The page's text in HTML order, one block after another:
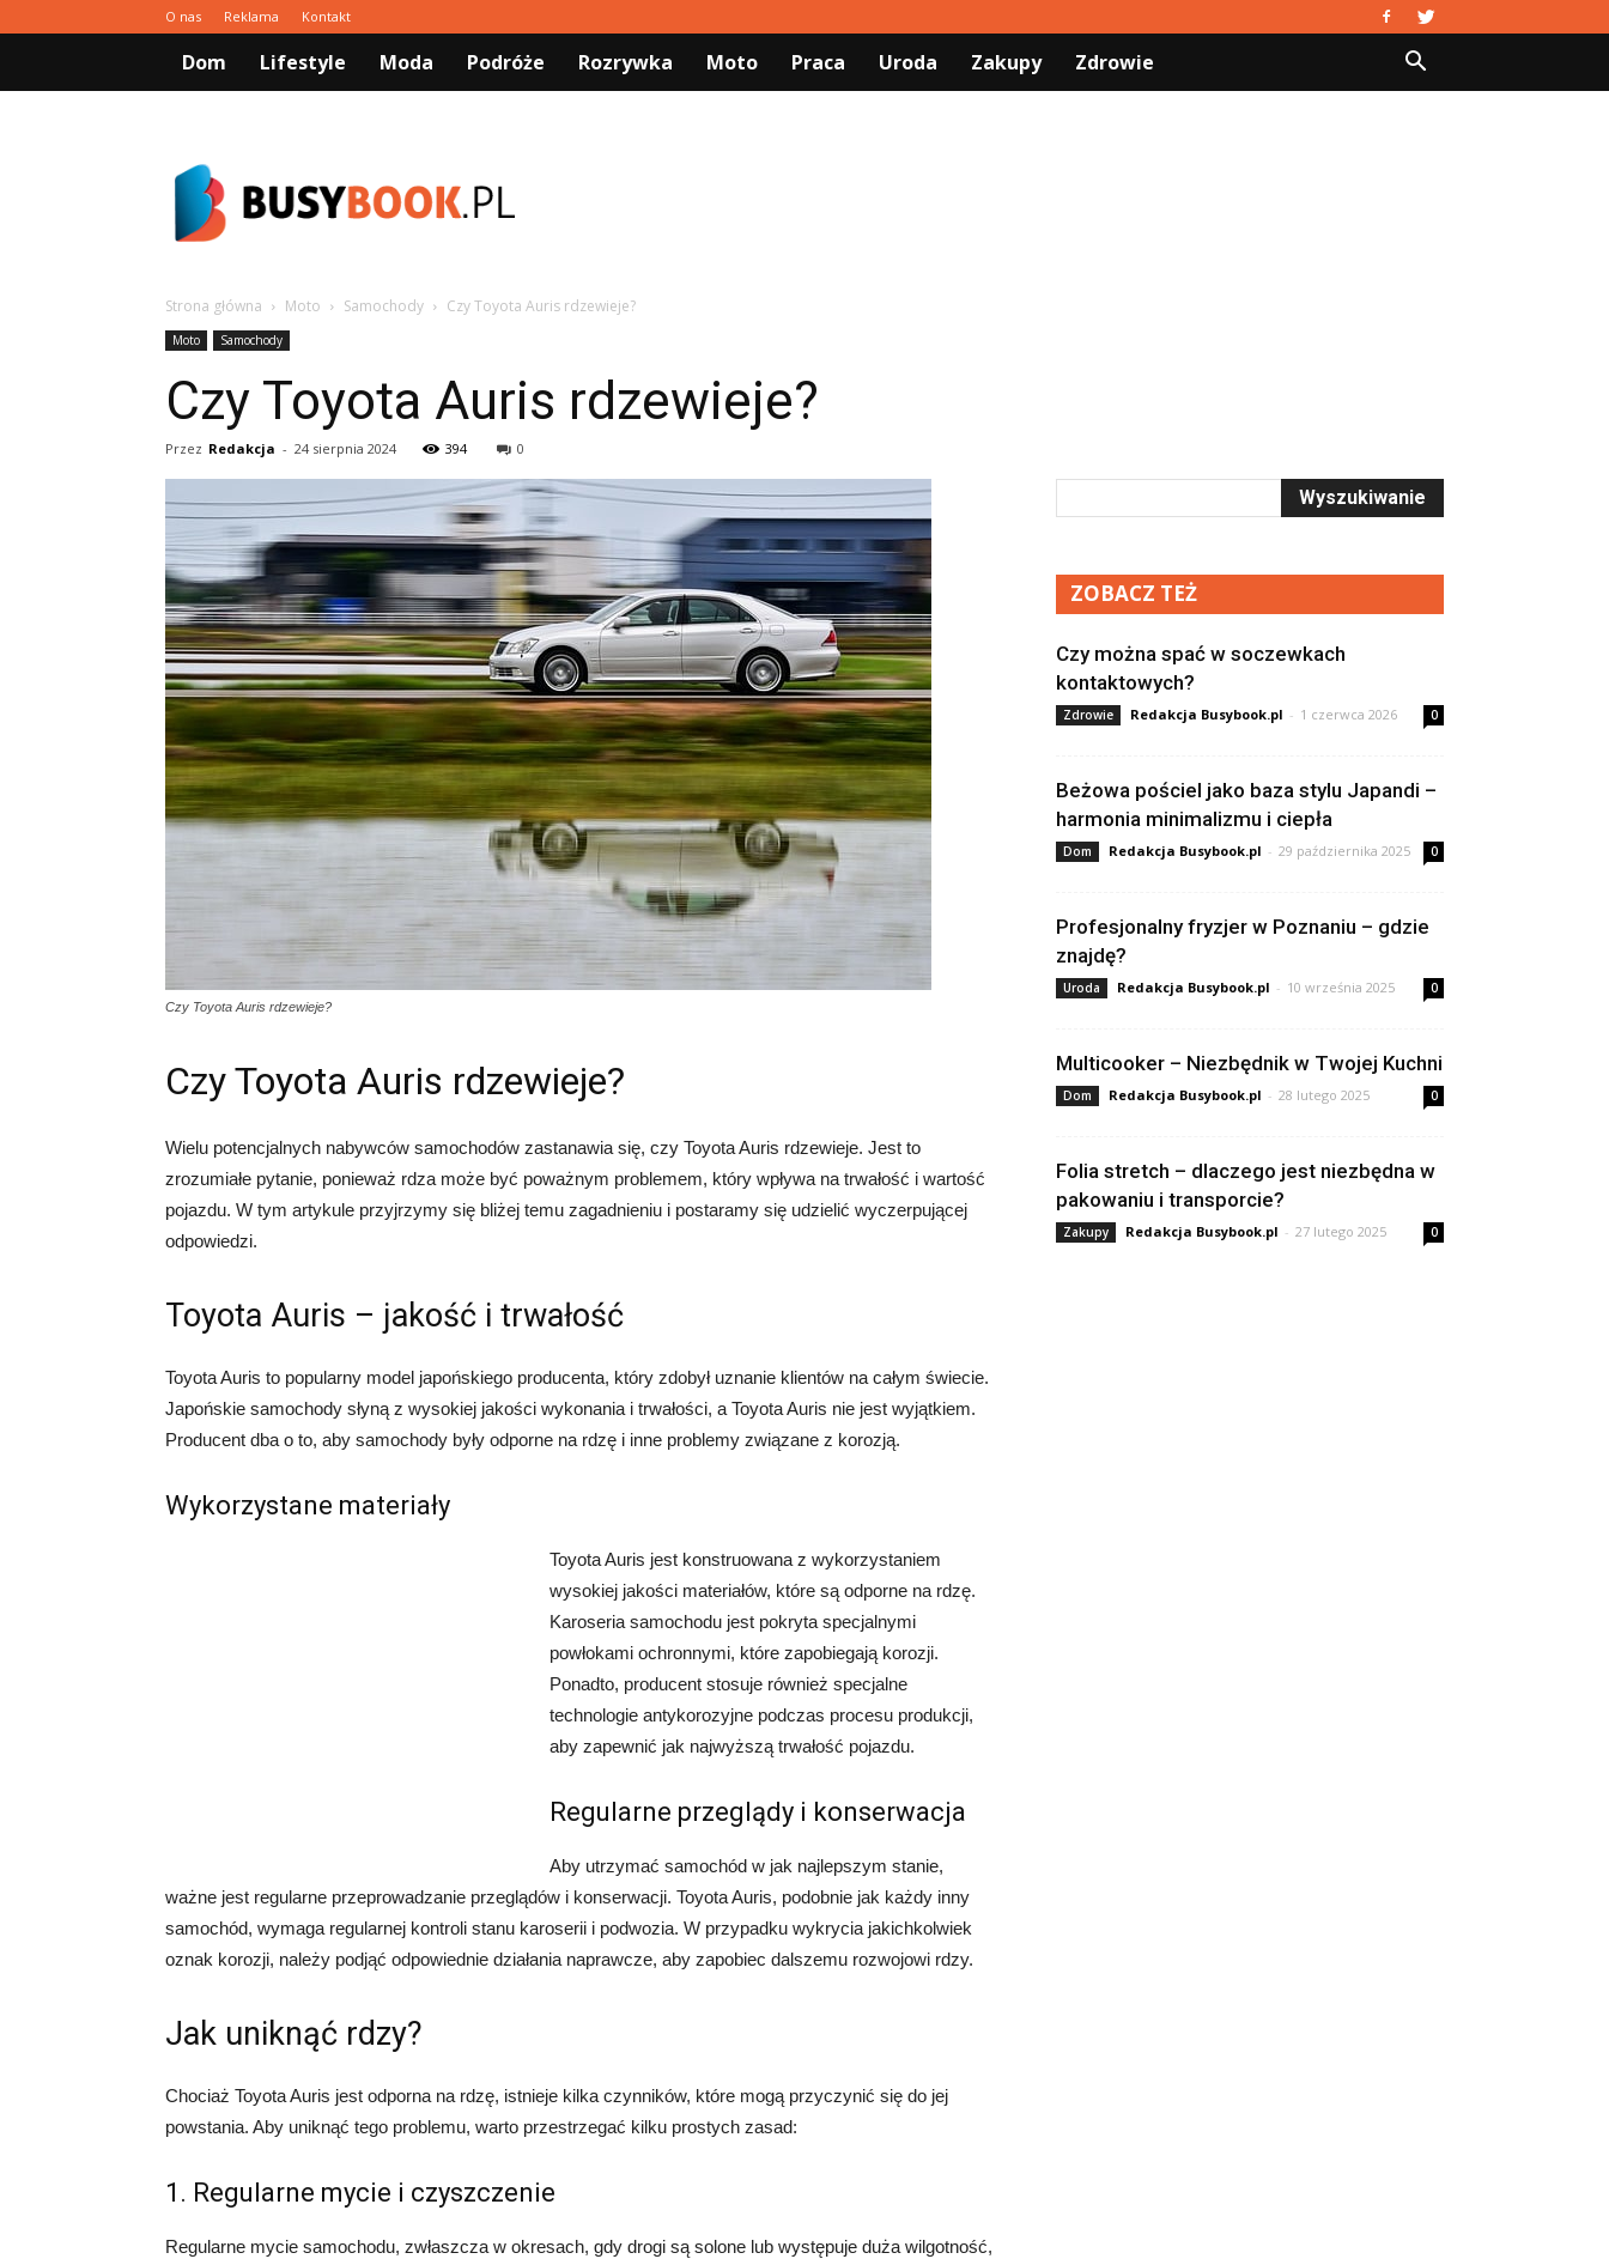
O nas Reklama Kontakt
Dom Lifestyle Moda Podróże Rozrywka Moto Praca Uroda Zakupy Zdrowie
Strona główna Moto Samochody Czy Toyota Auris rdzewieje?
Moto Samochody
Czy Toyota Auris rdzewieje?
Przez Redakcja - 24 sierpnia 2024 394 0
Czy Toyota Auris rdzewieje?
Czy Toyota Auris rdzewieje?
Wielu potencjalnych nabywców samochodów zastanawia się, czy Toyota Auris rdzewieje. Jest to
zrozumiałe pytanie, ponieważ rdza może być poważnym problemem, który wpływa na trwałość i wartość
pojazdu. W tym artykule przyjrzymy się bliżej temu zagadnieniu i postaramy się udzielić wyczerpującej
odpowiedzi.
Toyota Auris – jakość i trwałość
Toyota Auris to popularny model japońskiego producenta, który zdobył uznanie klientów na całym świecie.
Japońskie samochody słyną z wysokiej jakości wykonania i trwałości, a Toyota Auris nie jest wyjątkiem.
Producent dba o to, aby samochody były odporne na rdzę i inne problemy związane z korozją.
Wykorzystane materiały
Toyota Auris jest konstruowana z wykorzystaniem
wysokiej jakości materiałów, które są odporne na rdzę.
Karoseria samochodu jest pokryta specjalnymi
powłokami ochronnymi, które zapobiegają korozji.
Ponadto, producent stosuje również specjalne
technologie antykorozyjne podczas procesu produkcji,
aby zapewnić jak najwyższą trwałość pojazdu.
Regularne przeglądy i konserwacja
Aby utrzymać samochód w jak najlepszym stanie,
ważne jest regularne przeprowadzanie przeglądów i konserwacji. Toyota Auris, podobnie jak każdy inny
samochód, wymaga regularnej kontroli stanu karoserii i podwozia. W przypadku wykrycia jakichkolwiek
oznak korozji, należy podjąć odpowiednie działania naprawcze, aby zapobiec dalszemu rozwojowi rdzy.
Jak uniknąć rdzy?
Chociaż Toyota Auris jest odporna na rdzę, istnieje kilka czynników, które mogą przyczynić się do jej
powstania. Aby uniknąć tego problemu, warto przestrzegać kilku prostych zasad:
1. Regularne mycie i czyszczenie
Regularne mycie samochodu, zwłaszcza w okresach, gdy drogi są solone lub występuje duża wilgotność,
ZOBACZ TEŻ
Czy można spać w soczewkach
kontaktowych?
Zdrowie Redakcja Busybook.pl - 1 czerwca 2026 0
Beżowa pościel jako baza stylu Japandi –
harmonia minimalizmu i ciepła
Dom Redakcja Busybook.pl - 29 października 2025 0
Profesjonalny fryzjer w Poznaniu – gdzie
znajdę?
Uroda Redakcja Busybook.pl - 10 września 2025 0
Multicooker – Niezbędnik w Twojej Kuchni
Dom Redakcja Busybook.pl - 28 lutego 2025 0
Folia stretch – dlaczego jest niezbędna w
pakowaniu i transporcie?
Zakupy Redakcja Busybook.pl - 27 lutego 2025 0